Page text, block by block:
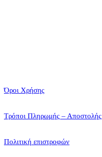
Όροι Χρήσης
Τρόποι Πληρωμής – Αποστολής
Πολιτική επιστροφών